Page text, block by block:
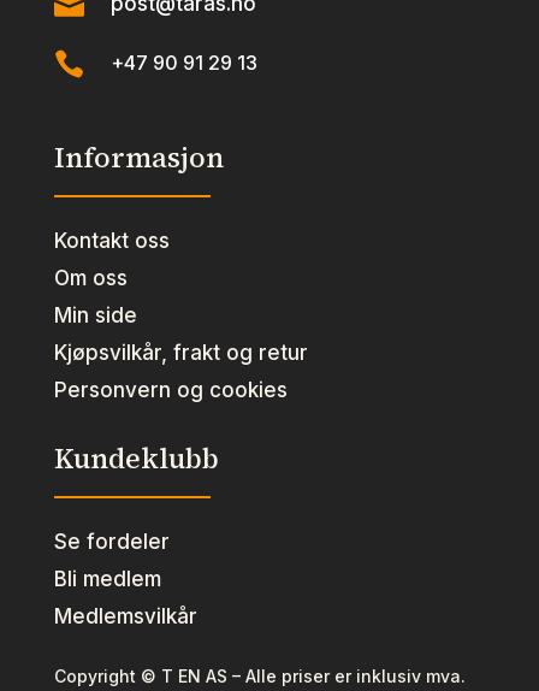
 +47 90 91 29 13
Informasjon
Kontakt oss
Om oss
Min side
Kjøpsvilkår, frakt og retur
Personvern og cookies
Kundeklubb
Se fordeler
Bli medlem
Medlemsvilkår
Copyright © T EN AS – Alle priser er inklusiv mva.